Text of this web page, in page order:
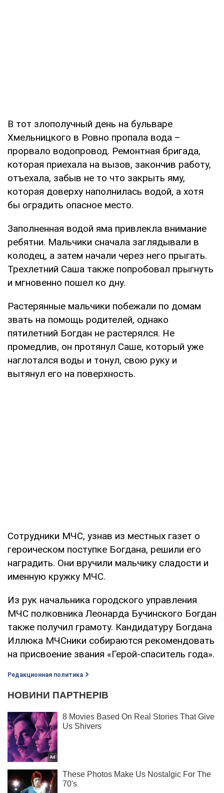
В тот злополучный день на бульваре
Хмельницкого в Ровно пропала вода –
прорвало водопровод. Ремонтная бригада,
которая приехала на вызов, закончив работу,
отъехала, забыв не то что закрыть яму,
которая доверху наполнилась водой, а хотя
бы оградить опасное место.
Заполненная водой яма привлекла внимание
ребятни. Мальчики сначала заглядывали в
колодец, а затем начали через него прыгать.
Трехлетний Саша также попробовал прыгнуть
и мгновенно пошел ко дну.
Растерянные мальчики побежали по домам
звать на помощь родителей, однако
пятилетний Богдан не растерялся. Не
промедлив, он протянул Саше, который уже
наглотался воды и тонул, свою руку и
вытянул его на поверхность.
Сотрудники МЧС, узнав из местных газет о
героическом поступке Богдана, решили его
наградить. Они вручили мальчику сладости и
именную кружку МЧС.
Из рук начальника городского управления
МЧС полковника Леонарда Бучинского Богдан
также получил грамоту. Кандидатуру Богдана
Иллюка МЧСники собираются рекомендовать
на присвоение звания «Герой-спаситель года».
Редакционная политика